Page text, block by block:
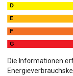
D
E
F
G
Die Informationen